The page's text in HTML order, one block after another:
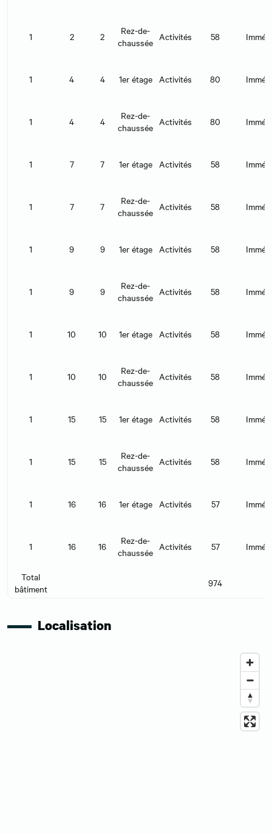
1 2 2
Rez-de-
chaussée Activités 58
1 4 4 1er étage Activités 80
1 4 4
Rez-de-
chaussée Activités 80
1 7 7 1er étage Activités 58
1 7 7
Rez-de-
chaussée Activités 58
1 9 9 1er étage Activités 58
1 9 9
Rez-de-
chaussée Activités 58
1 10 10 1er étage Activités 58
1 10 10
Rez-de-
chaussée Activités 58
1 15 15 1er étage Activités 58
1 15 15
Rez-de-
chaussée Activités 58
1 16 16 1er étage Activités 57
1 16 16
Rez-de-
chaussée Activités 57
Total
bâtiment
974
Localisation